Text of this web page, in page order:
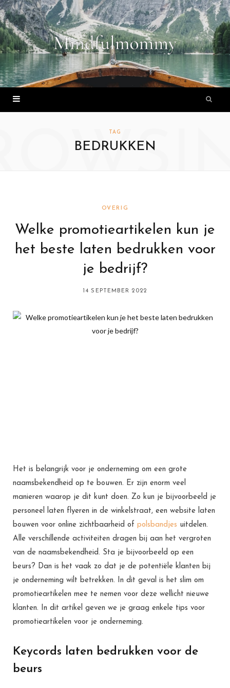
TAG
BEDRUKKEN
OVERIG
Welke promotieartikelen kun je
het beste laten bedrukken voor
je bedrijf?
14 SEPTEMBER 2022
Het is belangrijk voor je onderneming om een grote
naamsbekendheid op te bouwen. Er zijn enorm veel
manieren waarop je dit kunt doen. Zo kun je bijvoorbeeld je
personeel laten flyeren in de winkelstraat, een website laten
bouwen voor online zichtbaarheid of polsbandjes uitdelen.
Alle verschillende activiteiten dragen bij aan het vergroten
van de naamsbekendheid. Sta je bijvoorbeeld op een
beurs? Dan is het vaak zo dat je de potentiële klanten bij
je onderneming wilt betrekken. In dit geval is het slim om
promotieartikelen mee te nemen voor deze wellicht nieuwe
klanten. In dit artikel geven we je graag enkele tips voor
promotieartikelen voor je onderneming.
Keycords laten bedrukken voor de
beurs